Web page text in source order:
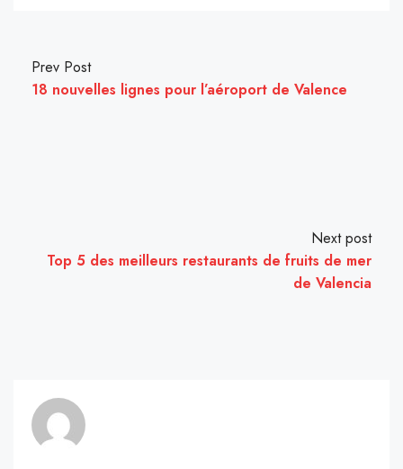
Prev Post
18 nouvelles lignes pour l’aéroport de Valence
Next post
Top 5 des meilleurs restaurants de fruits de mer
de Valencia